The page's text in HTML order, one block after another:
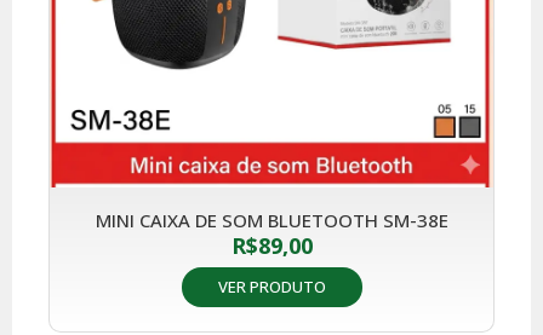
MINI CAIXA DE SOM BLUETOOTH SM-38E
R$89,00
VER PRODUTO